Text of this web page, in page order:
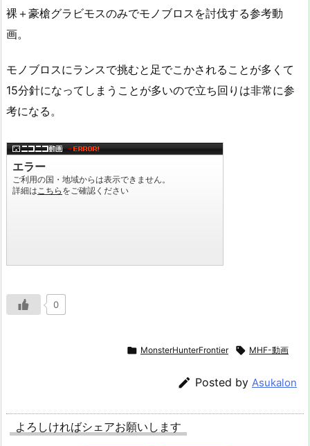
裸＋豪槍グラビモスのみでモノブロスを討伐する参考動
画。
モノブロスにランスで挑むと足でこかされることが多くて
15分針になってしまうことが多いので立ち回りは非常に参
考になる。
0
 MonsterHunterFrontier  MHF-動画
 Posted by Asukalon
よろしければシェアお願いします